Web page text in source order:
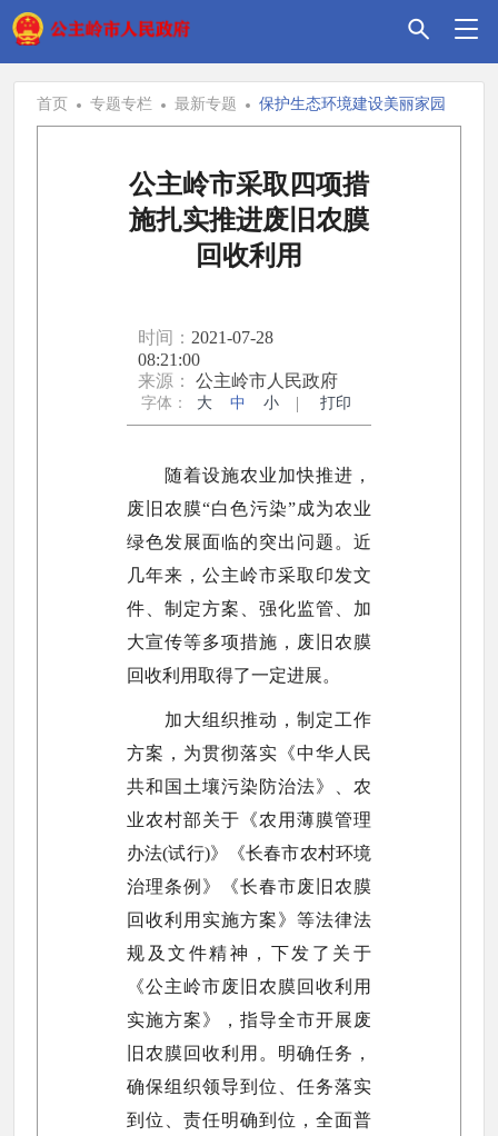
首页 专题专栏 最新专题 保护生态环境建设美丽家园
公主岭市采取四项措
施扎实推进废旧农膜
回收利用
时间： 2021-07-28
08:21:00
来源：
公主岭市人民政府
字体： 大 中 小 打印
随着设施农业加快推进，
废旧农膜“白色污染”成为农业
绿色发展面临的突出问题。近
几年来，公主岭市采取印发文
件、制定方案、强化监管、加
大宣传等多项措施，废旧农膜
回收利用取得了一定进展。
加大组织推动，制定工作
方案，为贯彻落实《中华人民
共和国土壤污染防治法》、农
业农村部关于《农用薄膜管理
办法(试行)》《长春市农村环境
治理条例》《长春市废旧农膜
回收利用实施方案》等法律法
规及文件精神，下发了关于
《公主岭市废旧农膜回收利用
实施方案》，指导全市开展废
旧农膜回收利用。明确任务，
确保组织领导到位、任务落实
到位、责任明确到位，全面普